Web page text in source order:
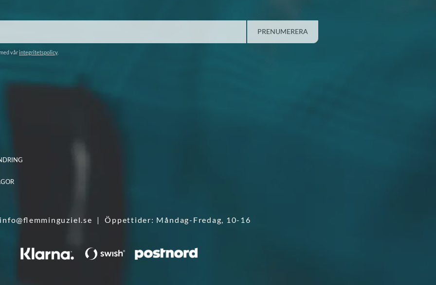
PRENUMERERA
vårintegritetspolicy.
info@flemminguziel.se | Öppettider: Måndag-Fredag, 10-16